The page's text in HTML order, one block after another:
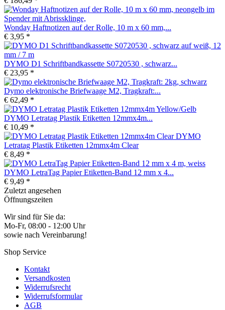
Wonday Haftnotizen auf der Rolle, 10 m x 60 mm,...
€ 3,95 *
DYMO D1 Schriftbandkassette S0720530 , schwarz...
€ 23,95 *
Dymo elektronische Briefwaage M2, Tragkraft:...
€ 62,49 *
DYMO Letratag Plastik Etiketten 12mmx4m...
€ 10,49 *
DYMO
Letratag Plastik Etiketten 12mmx4m Clear
€ 8,49 *
DYMO LetraTag Papier Etiketten-Band 12 mm x 4...
€ 9,49 *
Zuletzt angesehen
Öffnungszeiten
Wir sind für Sie da:
Mo-Fr, 08:00 - 12:00 Uhr
sowie nach Vereinbarung!
Shop Service
Kontakt
Versandkosten
Widerrufsrecht
Widerrufsformular
AGB